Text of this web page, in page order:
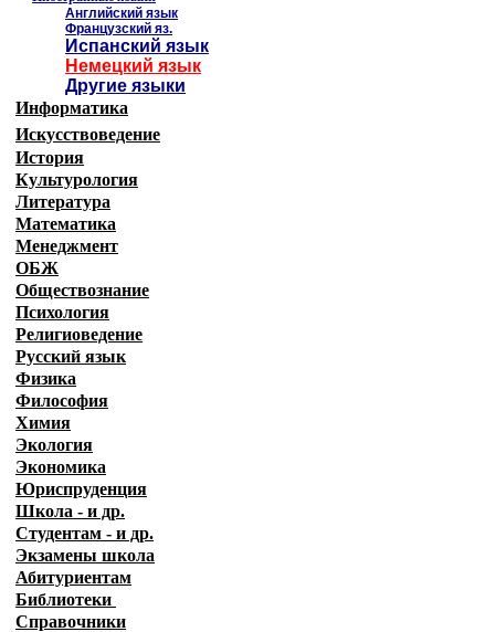
Английский язык
Французский яз.
Испанский язык
Немецкий язык
Другие языки
Информатика
Искусствоведение
История
Культурология
Литература
Математика
Менеджмент
ОБЖ
Обществознание
Психология
Религиоведение
Русский язык
Физика
Философия
Химия
Экология
Экономика
Юриспруденция
Школа - и др.
Студентам - и др.
Экзамены школа
Абитуриентам
Библиотеки
Справочники